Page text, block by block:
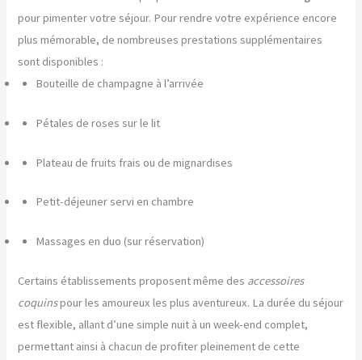
pour pimenter votre séjour. Pour rendre votre expérience encore
plus mémorable, de nombreuses prestations supplémentaires
sont disponibles :
Bouteille de champagne à l’arrivée
Pétales de roses sur le lit
Plateau de fruits frais ou de mignardises
Petit-déjeuner servi en chambre
Massages en duo (sur réservation)
Certains établissements proposent même des accessoires
coquinspour les amoureux les plus aventureux. La durée du séjour
est flexible, allant d’une simple nuit à un week-end complet,
permettant ainsi à chacun de profiter pleinement de cette